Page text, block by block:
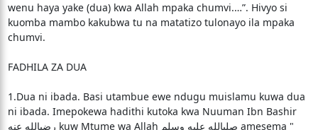
wenu haya yake (dua) kwa Allah mpaka chumvi.…”. Hivyo si
kuomba mambo kakubwa tu na matatizo tulonayo ila mpaka
chumvi.
FADHILA ZA DUA
1.Dua ni ibada. Basi utambue ewe ndugu muislamu kuwa dua
ni ibada. Imepokewa hadithi kutoka kwa Nuuman Ibn Bashir